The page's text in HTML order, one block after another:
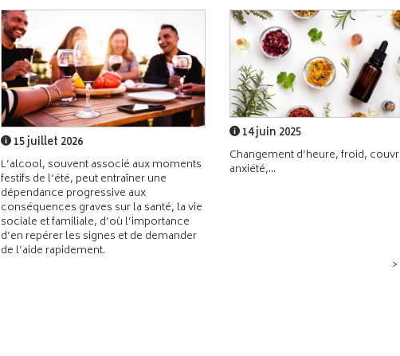
15 juillet 2026
L’alcool, souvent associé aux moments
festifs de l’été, peut entraîner une
dépendance progressive aux
conséquences graves sur la santé, la vie
sociale et familiale, d’où l’importance
d’en repérer les signes et de demander
de l’aide rapidement.
14 juin 2025
Changement d’heure, froid,
anxiété,...